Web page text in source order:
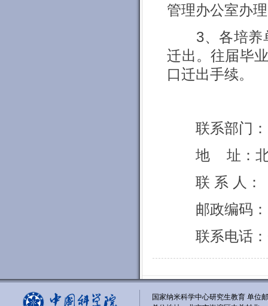
管理办公室办
3、各培养单
迁出。往届毕
口迁出手续。
联系部门：
地 址：北京
联 系 人：
邮政编码：
联系电话：
国家纳米科学中心研究生教育 单位